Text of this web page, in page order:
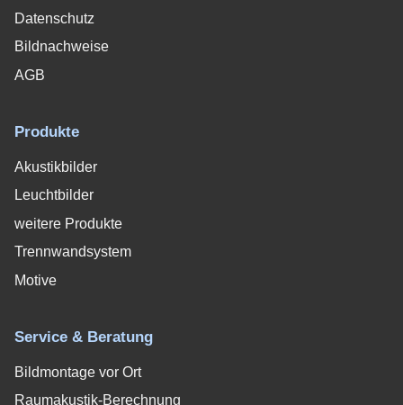
Datenschutz
Bildnachweise
AGB
Produkte
Akustikbilder
Leuchtbilder
weitere Produkte
Trennwandsystem
Motive
Service & Beratung
Bildmontage vor Ort
Raumakustik-Berechnung